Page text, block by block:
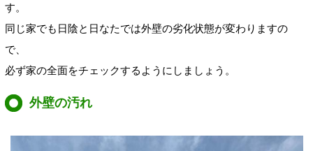
す。
同じ家でも日陰と日なたでは外壁の劣化状態が変わりますの
で、
必ず家の全面をチェックするようにしましょう。
外壁の汚れ